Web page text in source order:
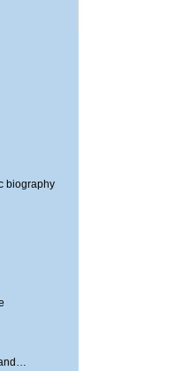
biography